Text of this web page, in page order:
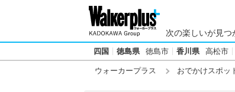
次の楽しいが見つ
四国 徳島県 徳島市 香川県 高松市
ウォーカープラス おでかけスポッ